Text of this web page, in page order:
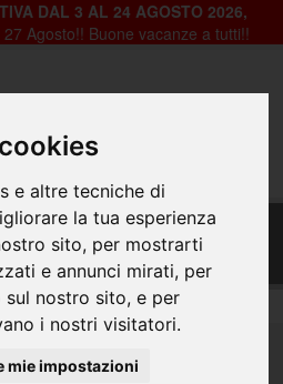
e altre tecniche di
la tua esperienza
sito, per mostrarti
e annunci mirati, per
nostro sito, e per
i nostri visitatori.
mie impostazioni
DAL 3 AL 24 AGOSTO 2026,
Agosto!! Buone vacanze a tutti!!
pvc per vetrine negozi -
dorate su sfondo
Negozi e Abitazioni